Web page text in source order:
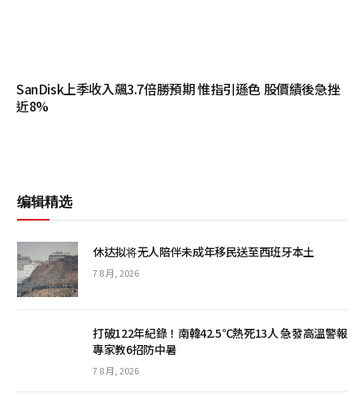
SanDisk上季收入飆3.7倍勝預期 惟指引遜色 股價績後急挫
近8%
编辑精选
休达拟将无人陪伴未成年移民送至西班牙本土
7 8 月, 2026
打破122年紀錄！南韓42.5℃熱死13人 急發高溫警報
專家教6招防中暑
7 8 月, 2026